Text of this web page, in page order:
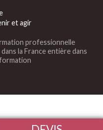
et agir
professionnelle
la France entière dans